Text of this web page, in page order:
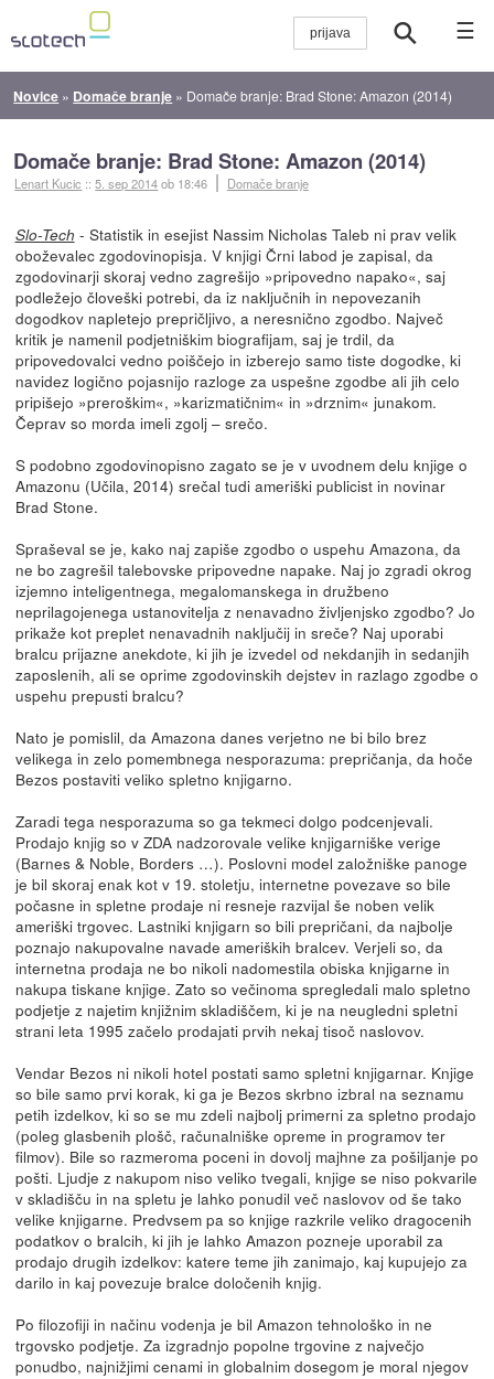
☰
Novice » Domače branje » Domače branje: Brad Stone: Amazon (2014)
Domače branje: Brad Stone: Amazon (2014)
Lenart Kucic ::5. sep 2014ob 18:46 Domače branje
Slo-Tech - Statistik in esejist Nassim Nicholas Taleb ni prav velik
oboževalec zgodovinopisja. V knjigi Črni labod je zapisal, da
zgodovinarji skoraj vedno zagrešijo »pripovedno napako«, saj
podležejo človeški potrebi, da iz naključnih in nepovezanih
dogodkov napletejo prepričljivo, a neresnično zgodbo. Največ
kritik je namenil podjetniškim biografijam, saj je trdil, da
pripovedovalci vedno poiščejo in izberejo samo tiste dogodke, ki
navidez logično pojasnijo razloge za uspešne zgodbe ali jih celo
pripišejo »preroškim«, »karizmatičnim« in »drznim« junakom.
Čeprav so morda imeli zgolj – srečo.
S podobno zgodovinopisno zagato se je v uvodnem delu knjige o
Amazonu (Učila, 2014) srečal tudi ameriški publicist in novinar
Brad Stone.
Spraševal se je, kako naj zapiše zgodbo o uspehu Amazona, da
ne bo zagrešil talebovske pripovedne napake. Naj jo zgradi okrog
izjemno inteligentnega, megalomanskega in družbeno
neprilagojenega ustanovitelja z nenavadno življenjsko zgodbo? Jo
prikaže kot preplet nenavadnih naključij in sreče? Naj uporabi
bralcu prijazne anekdote, ki jih je izvedel od nekdanjih in sedanjih
zaposlenih, ali se oprime zgodovinskih dejstev in razlago zgodbe o
uspehu prepusti bralcu?
Nato je pomislil, da Amazona danes verjetno ne bi bilo brez
velikega in zelo pomembnega nesporazuma: prepričanja, da hoče
Bezos postaviti veliko spletno knjigarno.
Zaradi tega nesporazuma so ga tekmeci dolgo podcenjevali.
Prodajo knjig so v ZDA nadzorovale velike knjigarniške verige
(Barnes & Noble, Borders …). Poslovni model založniške panoge
je bil skoraj enak kot v 19. stoletju, internetne povezave so bile
počasne in spletne prodaje ni resneje razvijal še noben velik
ameriški trgovec. Lastniki knjigarn so bili prepričani, da najbolje
poznajo nakupovalne navade ameriških bralcev. Verjeli so, da
internetna prodaja ne bo nikoli nadomestila obiska knjigarne in
nakupa tiskane knjige. Zato so večinoma spregledali malo spletno
podjetje z najetim knjižnim skladiščem, ki je na neugledni spletni
strani leta 1995 začelo prodajati prvih nekaj tisoč naslovov.
Vendar Bezos ni nikoli hotel postati samo spletni knjigarnar. Knjige
so bile samo prvi korak, ki ga je Bezos skrbno izbral na seznamu
petih izdelkov, ki so se mu zdeli najbolj primerni za spletno prodajo
(poleg glasbenih plošč, računalniške opreme in programov ter
filmov). Bile so razmeroma poceni in dovolj majhne za pošiljanje po
pošti. Ljudje z nakupom niso veliko tvegali, knjige se niso pokvarile
v skladišču in na spletu je lahko ponudil več naslovov od še tako
velike knjigarne. Predvsem pa so knjige razkrile veliko dragocenih
podatkov o bralcih, ki jih je lahko Amazon pozneje uporabil za
prodajo drugih izdelkov: katere teme jih zanimajo, kaj kupujejo za
darilo in kaj povezuje bralce določenih knjig.
Po filozofiji in načinu vodenja je bil Amazon tehnološko in ne
trgovsko podjetje. Za izgradnjo popolne trgovine z največjo
ponudbo, najnižjimi cenami in globalnim dosegom je moral njegov